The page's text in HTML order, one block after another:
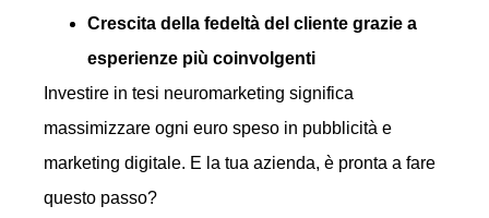
Crescita della fedeltà del cliente grazie a
esperienze più coinvolgenti
Investire in tesi neuromarketing significa
massimizzare ogni euro speso in pubblicità e
marketing digitale. E la tua azienda, è pronta a fare
questo passo?